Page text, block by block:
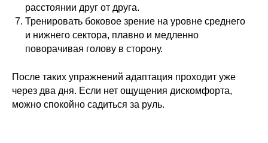
расстоянии друг от друга.
Тренировать боковое зрение на уровне среднего
и нижнего сектора, плавно и медленно
поворачивая голову в сторону.
После таких упражнений адаптация проходит уже
через два дня. Если нет ощущения дискомфорта,
можно спокойно садиться за руль.